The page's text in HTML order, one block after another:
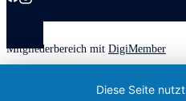
Mitgliederbereich mit DigiMember
Diese Seite